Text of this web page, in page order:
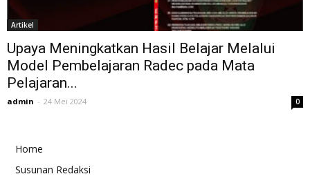
Artikel
Upaya Meningkatkan Hasil Belajar Melalui
Model Pembelajaran Radec pada Mata
Pelajaran...
admin - 24 Mei 2024 0
Home
Susunan Redaksi